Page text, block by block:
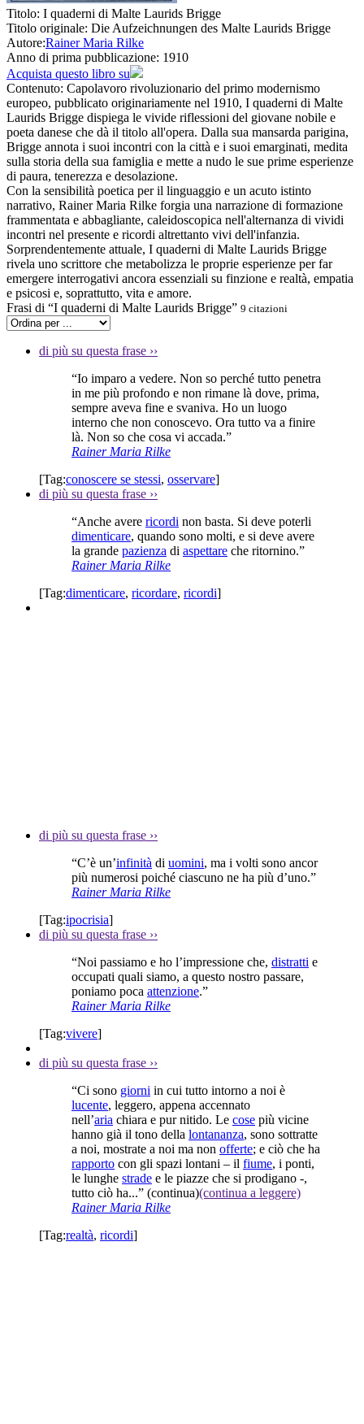
Titolo: I quaderni di Malte Laurids Brigge
Titolo originale: Die Aufzeichnungen des Malte Laurids Brigge
Autore:Rainer Maria Rilke
Anno di prima pubblicazione: 1910
Acquista questo libro su
Contenuto: Capolavoro rivoluzionario del primo modernismo
europeo, pubblicato originariamente nel 1910, I quaderni di Malte
Laurids Brigge dispiega le vivide riflessioni del giovane nobile e
poeta danese che dà il titolo all'opera. Dalla sua mansarda parigina,
Brigge annota i suoi incontri con la città e i suoi emarginati, medita
sulla storia della sua famiglia e mette a nudo le sue prime esperienze
di paura, tenerezza e desolazione.
Con la sensibilità poetica per il linguaggio e un acuto istinto
narrativo, Rainer Maria Rilke forgia una narrazione di formazione
frammentata e abbagliante, caleidoscopica nell'alternanza di vividi
incontri nel presente e ricordi altrettanto vivi dell'infanzia.
Sorprendentemente attuale, I quaderni di Malte Laurids Brigge
rivela uno scrittore che metabolizza le proprie esperienze per far
emergere interrogativi ancora essenziali su finzione e realtà, empatia
e psicosi e, soprattutto, vita e amore.
Frasi di “I quaderni di Malte Laurids Brigge” 9 citazioni
di più su questa frase ››
“Io imparo a vedere. Non so perché tutto penetra
in me più profondo e non rimane là dove, prima,
sempre aveva fine e svaniva. Ho un luogo
interno che non conoscevo. Ora tutto va a finire
là. Non so che cosa vi accada.”
Rainer Maria Rilke
[Tag:conoscere se stessi, osservare]
di più su questa frase ››
“Anche avere ricordi non basta. Si deve poterli
dimenticare, quando sono molti, e si deve avere
la grande pazienza di aspettare che ritornino.”
Rainer Maria Rilke
[Tag:dimenticare, ricordare, ricordi]
di più su questa frase ››
“C’è un’infinità di uomini, ma i volti sono ancor
più numerosi poiché ciascuno ne ha più d’uno.”
Rainer Maria Rilke
[Tag:ipocrisia]
di più su questa frase ››
“Noi passiamo e ho l’impressione che, distratti e
occupati quali siamo, a questo nostro passare,
poniamo poca attenzione.”
Rainer Maria Rilke
[Tag:vivere]
di più su questa frase ››
“Ci sono giorni in cui tutto intorno a noi è
lucente, leggero, appena accennato
nell’aria chiara e pur nitido. Le cose più vicine
hanno già il tono della lontananza, sono sottratte
a noi, mostrate a noi ma non offerte; e ciò che ha
rapporto con gli spazi lontani – il fiume, i ponti,
le lunghe strade e le piazze che si prodigano -,
tutto ciò ha...” (continua)(continua a leggere)
Rainer Maria Rilke
[Tag:realtà, ricordi]